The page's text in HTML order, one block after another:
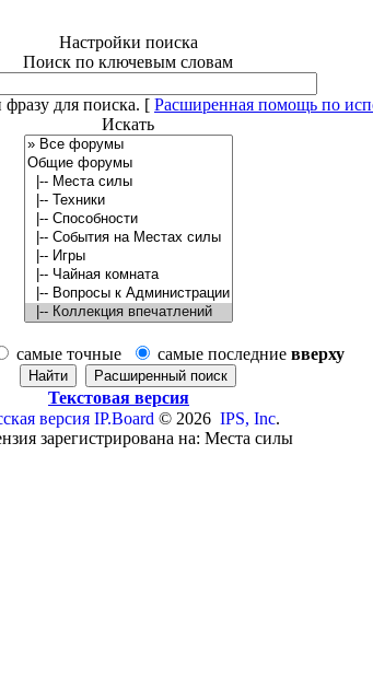
Настройки поиска
Поиск по ключевым словам
для поиска. [ Расширенная помощь по
Искать
самые точные самые последние вверху
Текстовая версия
версия IP.Board © 2026 IPS, Inc.
зарегистрирована на: Места силы